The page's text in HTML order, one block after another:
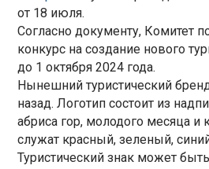
от 18 июля.
Согласно документу, Комитет
конкурс на создание нового
до 1 октября 2024 года.
Нынешний туристический
назад. Логотип состоит из
абриса гор, молодого месяца и
служат красный, зеленый,
Туристический знак может